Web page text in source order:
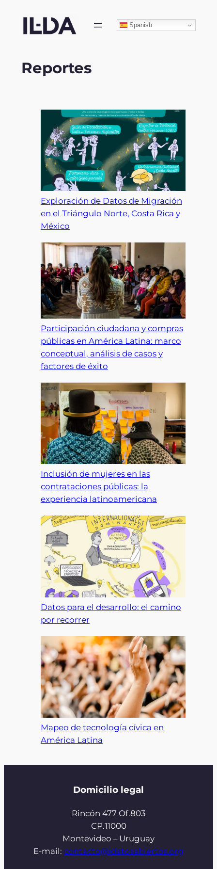
content
Spanish
Reportes
Exploración de Datos de Migración
en el Triángulo Norte, Costa Rica y
México
Participación ciudadana y compras
públicas en América Latina: marco
conceptual, análisis de casos y
factores de éxito
Inclusión de mujeres en las
contrataciones públicas: la
experiencia latinoamericana
Datos para el desarrollo: el camino
por recorrer
Mapeo de tecnología cívica en
América Latina
Domicilio legal
Rincón 477 Of.803
CP.11000
Montevideo – Uruguay
E-mail: contacto@idatosabiertos.org